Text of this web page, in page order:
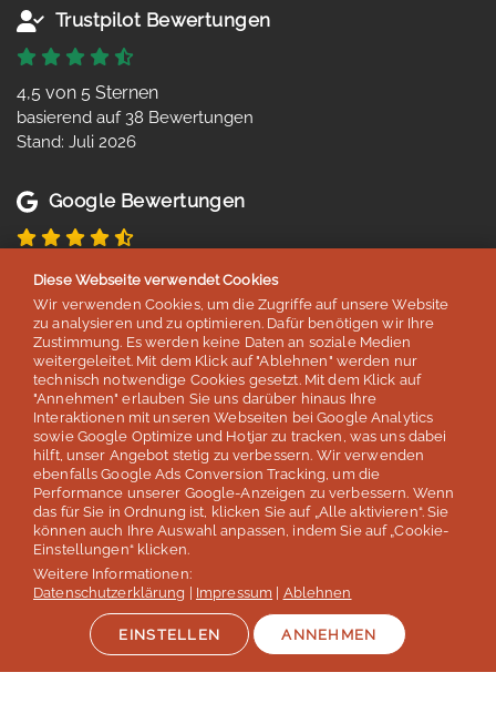
Trustpilot Bewertungen
4,5 von 5 Sternen
basierend auf 38 Bewertungen
Stand: Juli 2026
Google Bewertungen
4,8 von 5 Sternen
basierend auf 254 Bewertungen
Stand: Juli 2026
Top 5
der deutschen Sprachreisenveranstalter
laut Studie „Berufliche Weiterbildung 2026” des SZ Instituts
derSüddeutschen Zeitung
Mehr erfahren
Auszeichnungen & Mitgliedschaften
Diese Webseite verwendet Cookies
Wir verwenden Cookies, um die Zugriffe auf unsere Website
zu analysieren und zu optimieren. Dafür benötigen wir Ihre
Zustimmung. Es werden keine Daten an soziale Medien
weitergeleitet. Mit dem Klick auf "Ablehnen" werden nur
technisch notwendige Cookies gesetzt. Mit dem Klick auf
"Annehmen" erlauben Sie uns darüber hinaus Ihre
Interaktionen mit unseren Webseiten bei Google Analytics
sowie Google Optimize und Hotjar zu tracken, was uns dabei
hilft, unser Angebot stetig zu verbessern. Wir verwenden
ebenfalls Google Ads Conversion Tracking, um die
Performance unserer Google-Anzeigen zu verbessern. Wenn
das für Sie in Ordnung ist, klicken Sie auf „Alle aktivieren“. Sie
können auch Ihre Auswahl anpassen, indem Sie auf „Cookie-
Einstellungen“ klicken.
Weitere Informationen:
Datenschutzerklärung
Impressum Ablehnen
EINSTELLEN ANNEHMEN